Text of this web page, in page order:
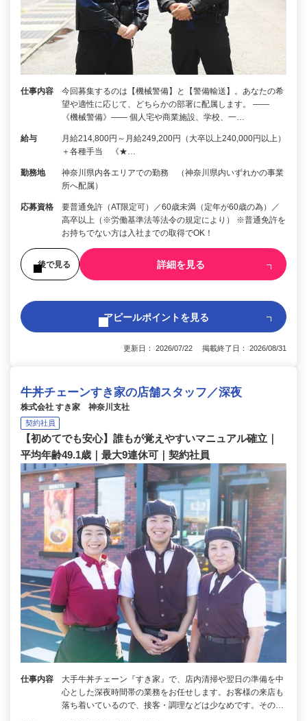
仕事内容
今回募集するのは【機械警備】と【警備輸送】。あなたの希
望や適性に応じて、どちらかの部署に配属します。 ――
《機械警備》―― 個人宅や商業施設、学校、一…
給与
月給214,800円～月給249,200円（大卒以上240,000円以上）
＋各種手当 《★…
勤務地
神奈川県内各エリアでの勤務 （神奈川県内いずれかの事業
所へ配属）
応募資格
要普通免許（AT限定可）／60歳未満（定年が60歳の為）／
高卒以上（※労働基準法等法令の規定により） ※普通免許を
お持ちでない方は入社までの取得でOK！
後で見る 詳細を見る
アピールポイントを見る
更新日： 2026/07/22 掲載終了日： 2026/08/31
牛丼チェーンすき家の店舗スタッフ／深夜
株式会社 すき家 神奈川支社
契約社員
【初めてでも安心】誰もが覚えやすいマニュアル確立｜
平均年齢49.1歳｜最大9連休可｜契約社員
仕事内容
大手牛丼チェーン『すき家』で、店内清掃や翌日の準備を中
心とした深夜時間帯の業務をお任せします。お客様の来店も
落ち着いているので、接客・調理などは少なめです。その…